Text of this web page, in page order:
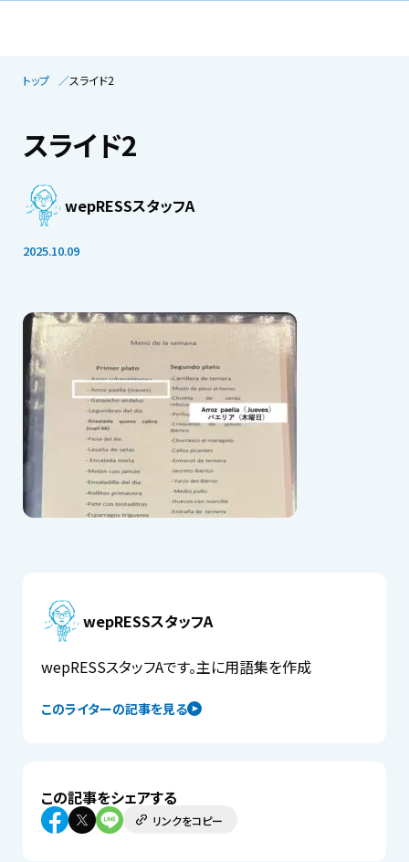
トップ スライド2
スライド2
wepRESSスタッフA
2025.10.09
wepRESSスタッフA
このライターの記事を見る
wepRESSスタッフAです。主に用語集を作成
この記事をシェアする
リンクをコピー